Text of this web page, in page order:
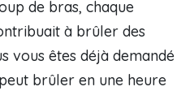
de bras, chaque
à brûler des
vous êtes déjà demandé
brûler en une heure